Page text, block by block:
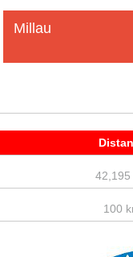
Millau
42,195
100